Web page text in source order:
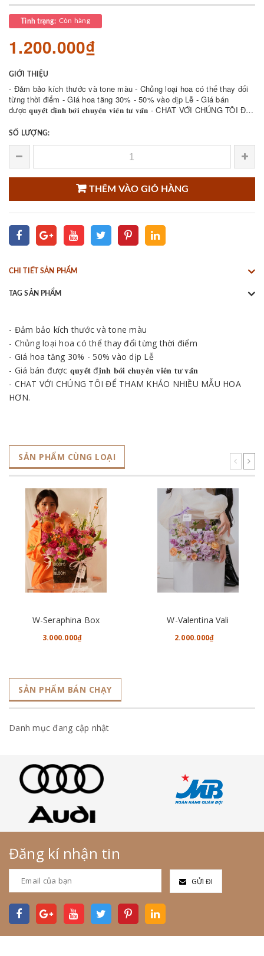
Tình trạng: Còn hàng
1.200.000₫
GIỚI THIỆU
- Đảm bảo kích thước và tone màu - Chủng loại hoa có thể thay đổi
từng thời điểm - Giá hoa tăng 30% - 50% vào dịp Lễ - Giá bán
được 𝐪𝐮𝐲𝐞̂́𝐭 đ𝐢̣𝐧𝐡 𝐛𝐨̛̉𝐢 𝐜𝐡𝐮𝐲𝐞̂𝐧 𝐯𝐢𝐞̂𝐧 𝐭𝐮̛ 𝐯𝐚̂́𝐧 - CHAT VỚI CHÚNG TÔI ĐỂ
SỐ LƯỢNG:
THÊM VÀO GIỎ HÀNG
CHI TIẾT SẢN PHẨM
TAG SẢN PHẨM
- Đảm bảo kích thước và tone màu
- Chủng loại hoa có thể thay đổi từng thời điểm
- Giá hoa tăng 30% - 50% vào dịp Lễ
- Giá bán được 𝐪𝐮𝐲𝐞̂́𝐭 đ𝐢̣𝐧𝐡 𝐛𝐨̛̉𝐢 𝐜𝐡𝐮𝐲𝐞̂𝐧 𝐯𝐢𝐞̂𝐧 𝐭𝐮̛ 𝐯𝐚̂́𝐧
- CHAT VỚI CHÚNG TÔI ĐỂ THAM KHẢO NHIỀU MẪU HOA
HƠN.
SẢN PHẨM CÙNG LOẠI
W-Seraphina Box
3.000.000₫
W-Valentina Vali
2.000.000₫
SẢN PHẨM BÁN CHẠY
Danh mục đang cập nhật
Đăng kí nhận tin
GỬI ĐI